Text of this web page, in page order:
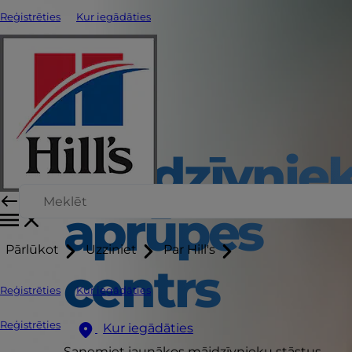
Reģistrēties Kur iegādāties
Pārlūkot Uzziniet Par Hill's
Reģistrēties Kur iegādāties
Reģistrēties Kur iegādāties
aprūpes
centrs